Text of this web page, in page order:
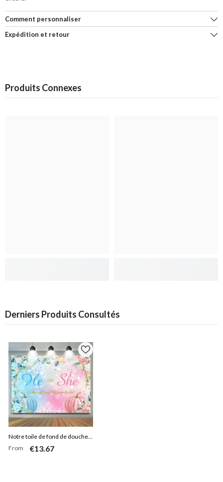
Comment personnaliser
Expédition et retour
Produits Connexes
Derniers Produits Consultés
Notre toile de fond de douche
de bébé petite citrouille pour la
From €13.67